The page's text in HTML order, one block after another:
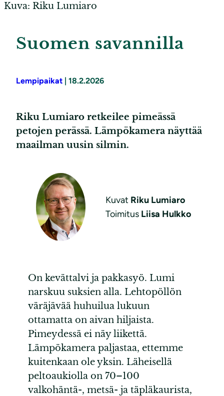
Kuva: Riku Lumiaro
Suomen savannilla
Lempipaikat | 18.2.2026
Riku Lumiaro retkeilee pimeässä
petojen perässä. Lämpökamera näyttää
maailman uusin silmin.
Kuvat Riku Lumiaro
Toimitus Liisa Hulkko
On kevättalvi ja pakkasyö. Lumi
narskuu suksien alla. Lehtopöllön
väräjävää huhuilua lukuun
ottamatta on aivan hiljaista.
Pimeydessä ei näy liikettä.
Lämpökamera paljastaa, ettemme
kuitenkaan ole yksin. Läheisellä
peltoaukiolla on 70–100
valkohäntä-, metsä- ja täpläkaurista,